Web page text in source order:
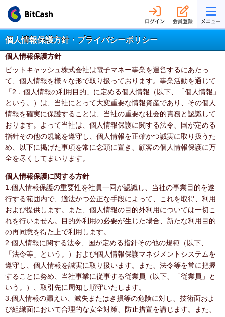
ログイン 会員登録 メニュー
個人情報保護方針・プライバシーポリシー
個人情報保護方針
ビットキャッシュ株式会社は電子マネー事業を運営するにあたっ
て、個人情報を様々な形で取り扱っております。事業活動を通じて
「2．個人情報の利用目的」に定める個人情報（以下、「個人情報」
という。）は、当社にとって大変重要な情報資産であり、その個人
情報を確実に保護することは、当社の重要な社会的責務と認識して
おります。よって当社は、個人情報保護に関する法令、国が定める
指針その他の規範を遵守し、個人情報を正確かつ誠実に取り扱うた
め、以下に掲げた事項を常に念頭に置き、顧客の個人情報保護に万
全を尽くしてまいります。
個人情報保護に関する方針
1.個人情報保護の重要性を社員一同が認識し、当社の事業目的を遂
行する範囲内で、適法かつ公正な手段によって、これを取得、利用
および提供します。また、個人情報の目的外利用については一切こ
れを行いません。目的外利用の必要が生じた場合、新たな利用目的
の再同意を得た上で利用します。
2.個人情報に関する法令、国が定める指針その他の規範（以下、
「法令等」という。）および個人情報保護マネジメントシステムを
遵守し、個人情報を誠実に取り扱います。また、法令等を常に把握
することに努め、当社事業に従事する従業員（以下、「従業員」と
いう。）、取引先に周知し順守いたします。
3.個人情報の漏えい、滅失またはき損等の危険に対し、技術面およ
び組織面において合理的な安全対策、防止措置を講じます。また、